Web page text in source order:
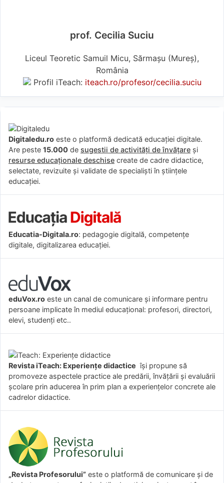
prof. Cecilia Suciu
Liceul Teoretic Samuil Micu, Sărmașu (Mureş),
România
Profil iTeach: iteach.ro/profesor/cecilia.suciu
Digitaledu.ro este o platformă dedicată educației digitale.
Are peste 15.000 de sugestii de activități de învățare și
resurse educaționale deschise create de cadre didactice,
selectate, revizuite și validate de specialiști în științele
educației.
Educatia-Digitala.ro: pedagogie digitală, competențe
digitale, digitalizarea educației.
eduVox.ro este un canal de comunicare și informare pentru
persoane implicate în mediul educațional: profesori, directori,
elevi, studenți etc..
Revista iTeach: Experienţe didactice îşi propune să
promoveze aspectele practice ale predării, învăţării şi evaluării
şcolare prin aducerea în prim plan a experienţelor concrete ale
cadrelor didactice.
„Revista Profesorului” este o platformă de comunicare și de